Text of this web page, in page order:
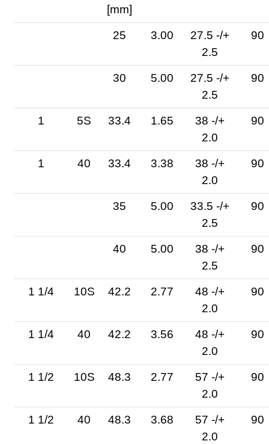
[mm]
25 3.00
27.5 -/+
2.5
90
30 5.00
27.5 -/+
2.5
90
1 5S 33.4 1.65
38 -/+
2.0
90
1 40 33.4 3.38
38 -/+
2.0
90
35 5.00
33.5 -/+
2.5
90
40 5.00
38 -/+
2.5
90
1 1/4 10S 42.2 2.77
48 -/+
2.0
90
1 1/4 40 42.2 3.56
48 -/+
2.0
90
1 1/2 10S 48.3 2.77
57 -/+
2.0
90
1 1/2 40 48.3 3.68
57 -/+
2.0
90